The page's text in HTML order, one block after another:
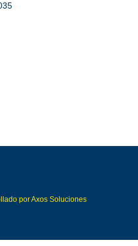
porAxos Soluciones